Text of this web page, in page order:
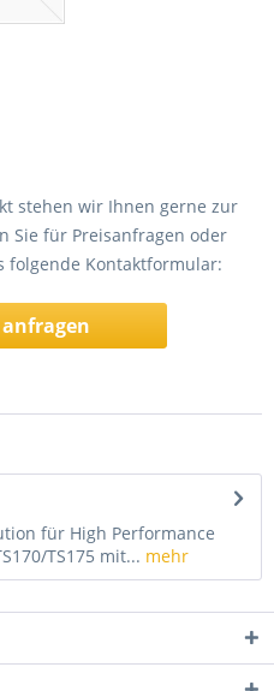
stehen wir Ihnen gerne zur
Sie für Preisanfragen oder
folgende Kontaktformular:
für High Performance
TS175 mit... mehr